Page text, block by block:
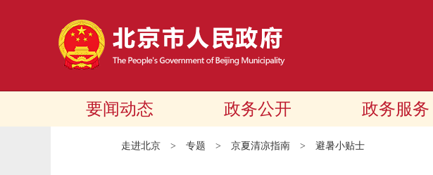
要闻动态 政务公开 政务服务
走进北京 > 专题 > 京夏清凉指南 > 避暑小贴士